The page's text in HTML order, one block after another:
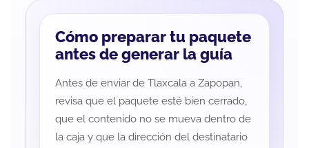
Cómo preparar tu paquete
antes de generar la guía
Antes de enviar de Tlaxcala a Zapopan,
revisa que el paquete esté bien cerrado,
que el contenido no se mueva dentro de
la caja y que la dirección del destinatario